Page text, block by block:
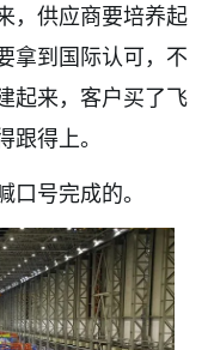
，供应商要培养起
拿到国际认可，不
起来，客户买了飞
得上。
号完成的。